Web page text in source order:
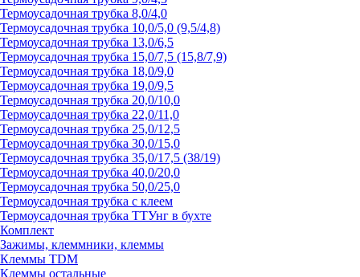
Термоусадочная трубка 8,0/4,0
Термоусадочная трубка 10,0/5,0 (9,5/4,8)
Термоусадочная трубка 13,0/6,5
Термоусадочная трубка 15,0/7,5 (15,8/7,9)
Термоусадочная трубка 18,0/9,0
Термоусадочная трубка 19,0/9,5
Термоусадочная трубка 20,0/10,0
Термоусадочная трубка 22,0/11,0
Термоусадочная трубка 25,0/12,5
Термоусадочная трубка 30,0/15,0
Термоусадочная трубка 35,0/17,5 (38/19)
Термоусадочная трубка 40,0/20,0
Термоусадочная трубка 50,0/25,0
Термоусадочная трубка с клеем
Термоусадочная трубка ТТУнг в бухте
Комплект
Зажимы, клеммники, клеммы
Клеммы TDM
Клеммы остальные